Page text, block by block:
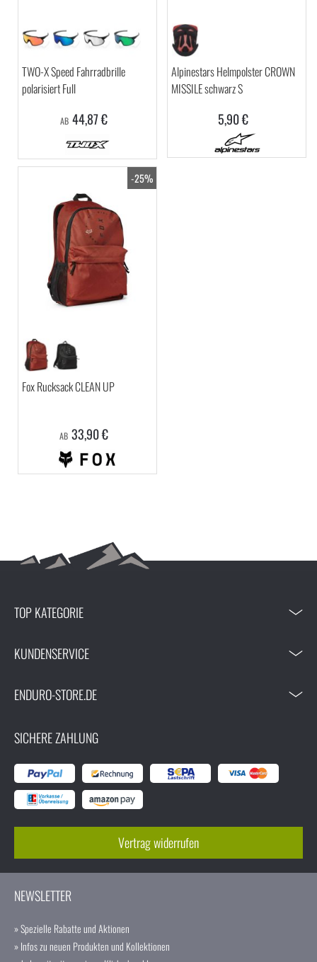
TWO-X Speed Fahrradbrille
polarisiert Full
AB 44,87 €
Alpinestars Helmpolster CROWN
MISSILE schwarz S
5,90 €
-25%
Fox Rucksack CLEAN UP
AB 33,90 €
TOP KATEGORIE
KUNDENSERVICE
ENDURO-STORE.DE
SICHERE ZAHLUNG
Vertrag widerrufen
NEWSLETTER
» Spezielle Rabatte und Aktionen
» Infos zu neuen Produkten und Kollektionen